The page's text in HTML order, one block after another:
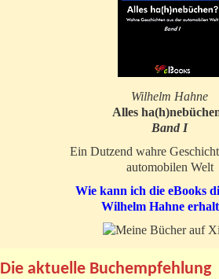
Wilhelm Hahne
Alles
Band I
Ein Dutzend wahre
automobilen Welt
Wie kann ich die eBooks
Wilhelm Hahne
Die aktuelle Buchempfehlung